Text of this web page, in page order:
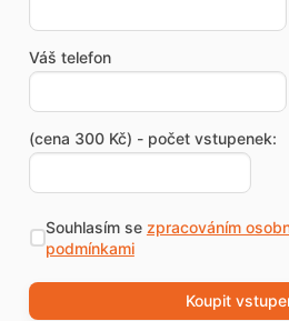
Váš telefon
(cena 300 Kč) - počet vstupenek:
Souhlasím se zpracováním
podmínkami
Koupit